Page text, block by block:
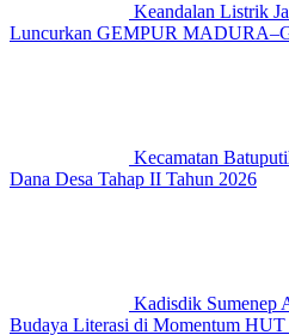
Keandalan Listrik
Luncurkan GEMPUR
Kecamatan
Dana Desa Tahap II Tahun 2026
Kadisdik Sumenep
Budaya Literasi di Momentum